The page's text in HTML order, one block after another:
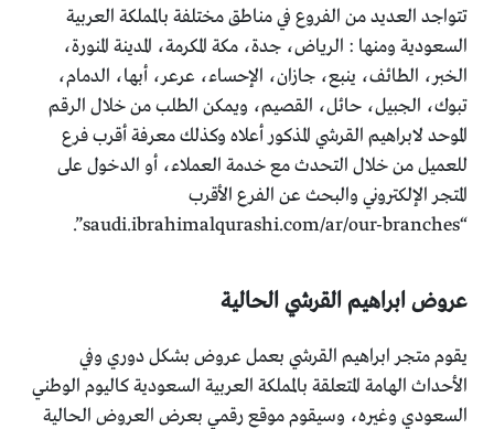
تتواجد العديد من الفروع في مناطق مختلفة بالمملكة العربية
السعودية ومنها : الرياض، جدة، مكة المكرمة، المدينة المنورة،
الخبر، الطائف، ينبع، جازان، الإحساء، عرعر، أبها، الدمام،
تبوك، الجبيل، حائل، القصيم، ويمكن الطلب من خلال الرقم
الموحد لابراهيم القرشي المذكور أعلاه وكذلك معرفة أقرب فرع
للعميل من خلال التحدث مع خدمة العملاء، أو الدخول على
المتجر الإلكتروني والبحث عن الفرع الأقرب
“saudi.ibrahimalqurashi.com/ar/our-branches”.
عروض ابراهيم القرشي الحالية
يقوم متجر ابراهيم القرشي بعمل عروض بشكل دوري وفي
الأحداث الهامة المتعلقة بالمملكة العربية السعودية كاليوم الوطني
السعودي وغيره، وسيقوم موقع رقمي بعرض العروض الحالية